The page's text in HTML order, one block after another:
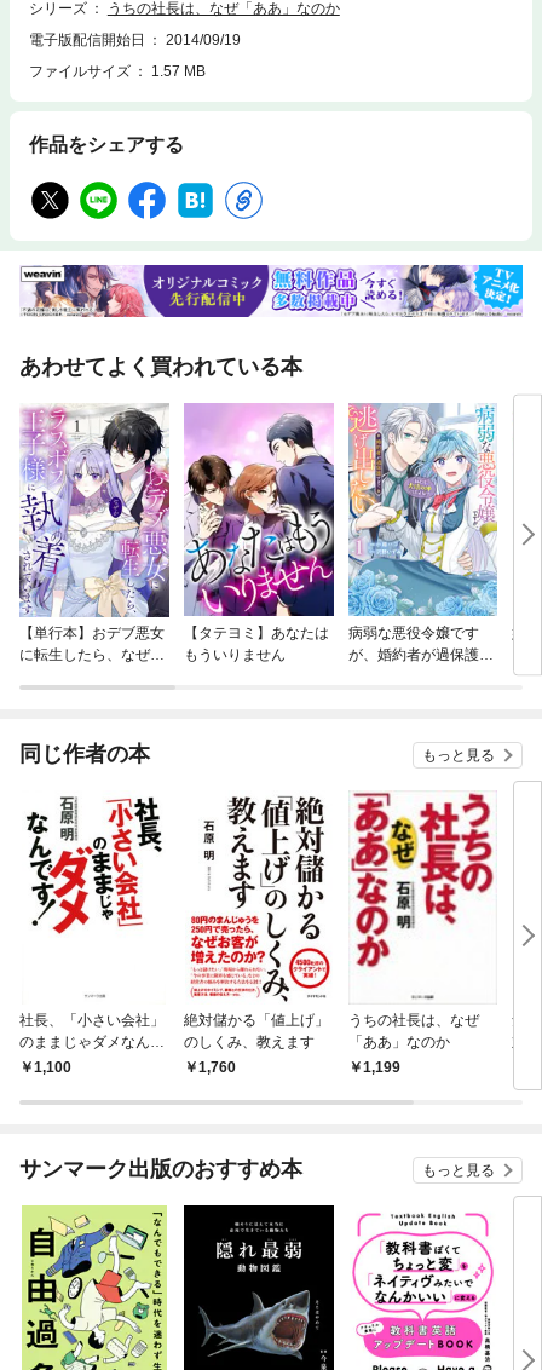
っていない中小企業の社長を５タイプにわけ（ほぼこの５つのどれかに分
けられる、と著者は言っています）、それぞれの対処法をコンサルタント
の立場から、かゆいところに手が届くように解説します。それぞれのタイ
プごとに記載してあるエピソードは、名前以外はすべて実在する会社に起
いけばいいのかもよくわかります。社長さん本人が読むのはもちろん、社
考にして会社をもっと発展させていくというのも「アリ」です。「会社を
もっとよくしたい」とちらっとでも思ったことがある方は、ぜひお手にと
頭型」社長は仕事を忘れなければならない「振り回し型」社長は部下にマ
ネジメントしてもらわなければならない「リスク回避型」社長はお金を使
わなければならない「中小企業病」を克服するための処方箋
シリーズ
うちの社長は、なぜ「ああ」なのか
電子版配信開始日
2014/09/19
ファイルサイズ
1.57 MB
作品をシェアする
あわせてよく買われている本
【単行本】おデブ悪女
に転生したら、なぜか
【タテヨミ】あなたは
もういりません
病弱な悪役令嬢です
が、婚約者が過保護す
妹
同じ作者の本 もっと見る
社長、「小さい会社」
のままじゃダメなんで
す！1,100
絶対儲かる「値上げ」
のしくみ、教えます
1,760
うちの社長は、なぜ
「ああ」なのか
1,199
気
対
サンマーク出版のおすすめ本 もっと見る